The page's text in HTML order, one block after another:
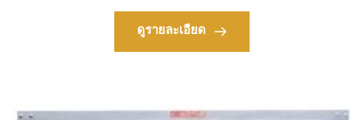
ดูรายละเอียด